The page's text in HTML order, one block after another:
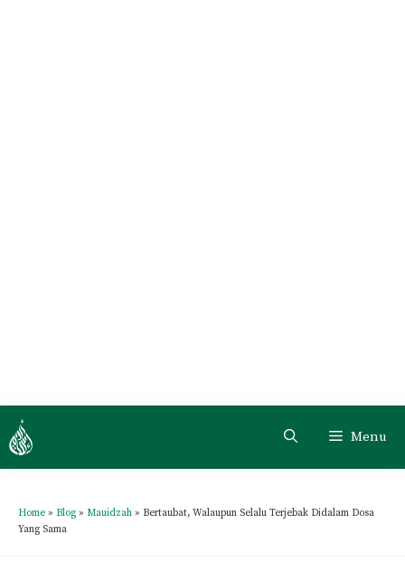
Menu
Home » Blog » Mauidzah » Bertaubat, Walaupun Selalu Terjebak Didalam Dosa
Yang Sama